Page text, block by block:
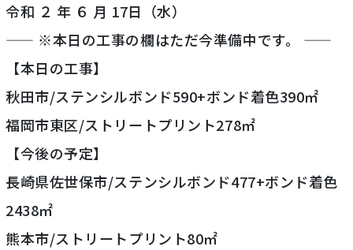
令和 ２ 年 ６ 月 17日（水）
—— ※本日の工事の欄はただ今準備中です。 ——
【本日の工事】
秋田市/ステンシルボンド590+ボンド着色390㎡
福岡市東区/ストリートプリント278㎡
【今後の予定】
長崎県佐世保市/ステンシルボンド477+ボンド着色
2438㎡
熊本市/ストリートプリント80㎡